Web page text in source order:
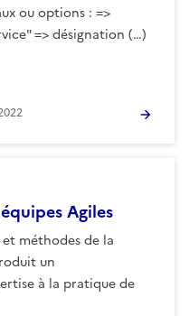
ou options : =>
=> désignation (…)
Agiles
méthodes de la
un
à la pratique de